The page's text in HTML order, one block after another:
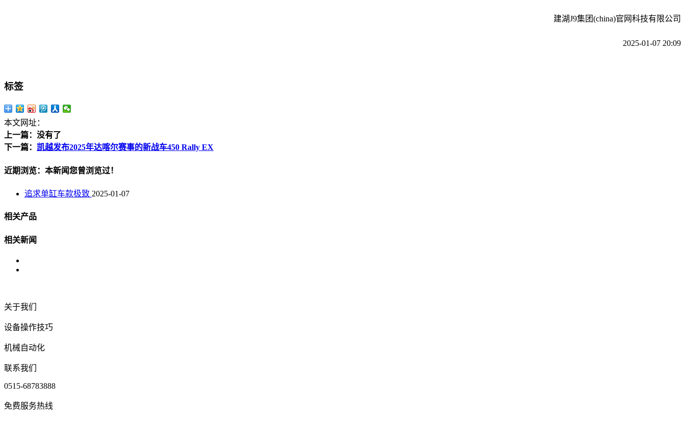
建湖J9集团(china)官网科技有限公司
2025-01-07 20:09
标签
本文网址：
上一篇：没有了
下一篇： 凯越发布2025年达喀尔赛事的新战车450 Rally EX
近期浏览：本新闻您曾浏览过！
追求单缸车款极致 2025-01-07
相关产品
相关新闻
关于我们
设备操作技巧
机械自动化
联系我们
0515-68783888
免费服务热线